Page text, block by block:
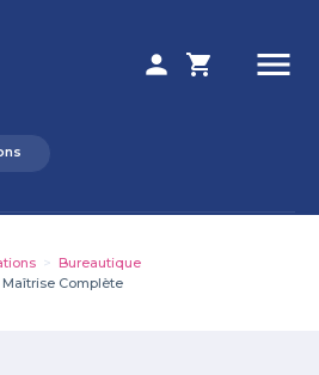
person shopping_cart menu
Bureautique
Complète